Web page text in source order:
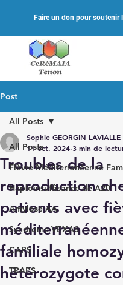
Faire un don pour soutenir
Post
All Posts
Fièvre Méditerranéenne
Haploinsuffisance de A20
Amylose AA
Syndrome VEXAS
CAPS
TRAPS
All Posts
Troubles de la
reproduction
patients avec
familiale
hétérozygote
Sophie GEORGIN LAVIALLE
11 oct. 2024 3 min de